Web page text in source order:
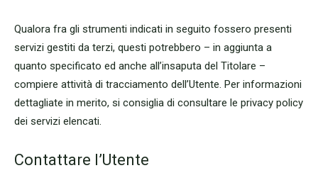
Qualora fra gli strumenti indicati in seguito fossero presenti
servizi gestiti da terzi, questi potrebbero – in aggiunta a
quanto specificato ed anche all’insaputa del Titolare –
compiere attività di tracciamento dell’Utente. Per informazioni
dettagliate in merito, si consiglia di consultare le privacy policy
dei servizi elencati.
Contattare l’Utente